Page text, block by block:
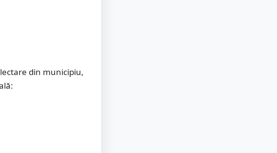
din municipiu,